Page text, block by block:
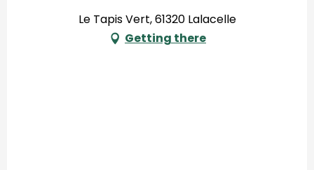
Le Tapis Vert, 61320 Lalacelle
Getting there